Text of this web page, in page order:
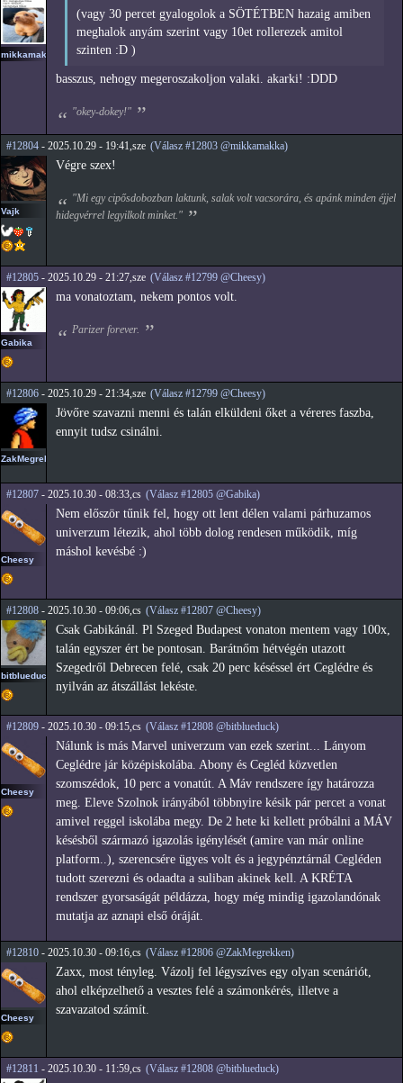
mikkamakka
(vagy 30 percet gyalogolok a SÖTÉTBEN hazaig amiben
meghalok anyám szerint vagy 10et rollerezek amitol
szinten :D )
basszus, nehogy megeroszakoljon valaki. akarki! :DDD
"okey-dokey!"
#12804 - 2025.10.29 - 19:41,sze (Válasz #12803 @mikkamakka)
Vajk
Végre szex!
"Mi egy cipősdobozban laktunk, salak volt vacsorára, és apánk minden éjjel
hidegvérrel legyilkolt minket."
#12805 - 2025.10.29 - 21:27,sze (Válasz #12799 @Cheesy)
Gabika
ma vonatoztam, nekem pontos volt.
Parizer forever.
#12806 - 2025.10.29 - 21:34,sze (Válasz #12799 @Cheesy)
ZakMegrekken
Jövőre szavazni menni és talán elküldeni őket a véreres faszba,
ennyit tudsz csinálni.
#12807 - 2025.10.30 - 08:33,cs (Válasz #12805 @Gabika)
Cheesy
Nem először tűnik fel, hogy ott lent délen valami párhuzamos
univerzum létezik, ahol több dolog rendesen működik, míg
máshol kevésbé :)
#12808 - 2025.10.30 - 09:06,cs (Válasz #12807 @Cheesy)
bitblueduck
Csak Gabikánál. Pl Szeged Budapest vonaton mentem vagy 100x,
talán egyszer ért be pontosan. Barátnőm hétvégén utazott
Szegedről Debrecen felé, csak 20 perc késéssel ért Ceglédre és
nyilván az átszállást lekéste.
#12809 - 2025.10.30 - 09:15,cs (Válasz #12808 @bitblueduck)
Cheesy
Nálunk is más Marvel univerzum van ezek szerint... Lányom
Ceglédre jár középiskolába. Abony és Cegléd közvetlen
szomszédok, 10 perc a vonatút. A Máv rendszere így határozza
meg. Eleve Szolnok irányából többnyire késik pár percet a vonat
amivel reggel iskolába megy. De 2 hete ki kellett próbálni a MÁV
késésből származó igazolás igénylését (amire van már online
platform..), szerencsére ügyes volt és a jegypénztárnál Cegléden
tudott szerezni és odaadta a suliban akinek kell. A KRÉTA
rendszer gyorsaságát példázza, hogy még mindig igazolandónak
mutatja az aznapi első óráját.
#12810 - 2025.10.30 - 09:16,cs (Válasz #12806 @ZakMegrekken)
Cheesy
Zaxx, most tényleg. Vázolj fel légyszíves egy olyan scenáriót,
ahol elképzelhető a vesztes felé a számonkérés, illetve a
szavazatod számít.
#12811 - 2025.10.30 - 11:59,cs (Válasz #12808 @bitblueduck)